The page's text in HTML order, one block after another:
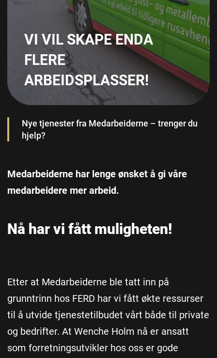
VI VIL SKAPE ENDA
FLERE
ARBEIDSPLASSER!
Nye tjenester fra Medarbeiderne – trenger du
hjelp?
Medarbeiderne har lenge ønsket å gi våre
medarbeidere mer arbeid.
Nå har vi fått muligheten!
Etter at Medarbeiderne ble tatt inn på
grunntrinn hos FERD har vi fått økte ressurser
til å utvide tjenestetilbudet vårt både til private
og bedrifter. At Wenche Holm nå er ansatt
som forretningsutvikler hos oss er gode